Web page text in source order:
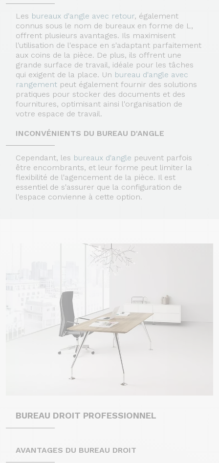
Les bureaux d'angle avec retour, également
connus sous le nom de bureaux en forme de L,
offrent plusieurs avantages. Ils maximisent
l'utilisation de l'espace en s'adaptant parfaitement
aux coins de la pièce. De plus, ils offrent une
grande surface de travail, idéale pour les tâches
qui exigent de la place. Un bureau d'angle avec
rangement peut également fournir des solutions
pratiques pour stocker des documents et des
fournitures, optimisant ainsi l'organisation de
votre espace de travail.
INCONVÉNIENTS DU BUREAU D'ANGLE
Cependant, les bureaux d'angle peuvent parfois
être encombrants, et leur forme peut limiter la
flexibilité de l'agencement de la pièce. Il est
essentiel de s'assurer que la configuration de
l'espace convienne à cette option.
BUREAU DROIT PROFESSIONNEL
AVANTAGES DU BUREAU DROIT